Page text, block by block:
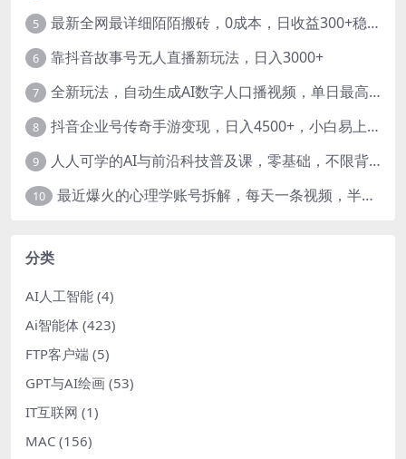
5 最新全网最详细陌陌搬砖，0成本，日收益300+稳定收入【揭秘】
6 靠抖音故事号无人直播新玩法，日入3000+
7 全新玩法，自动生成AI数字人口播视频，单日最高3000+，能快速上手!-暖阳网
8 抖音企业号传奇手游变现，日入4500+，小白易上手
9 人人可学的AI与前沿科技普及课，零基础，不限背景通俗易懂，深入浅出-暖阳网
10 最近爆火的心理学账号拆解，每天一条视频，半个小时解决，轻松日入三百+-暖阳网
分类
AI人工智能 (4)
Ai智能体 (423)
FTP客户端 (5)
GPT与AI绘画 (53)
IT互联网 (1)
MAC (156)